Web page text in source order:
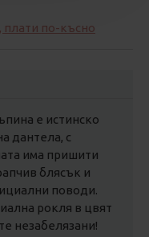
плати по-късно
е истинско
дантела, с
има пришити
блясък и
поводи.
рокля в цвят
незабелязани!